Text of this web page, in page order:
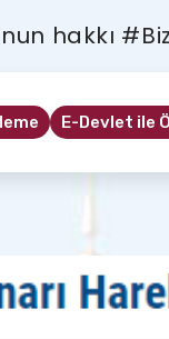
hakkı
E-Devlet ile